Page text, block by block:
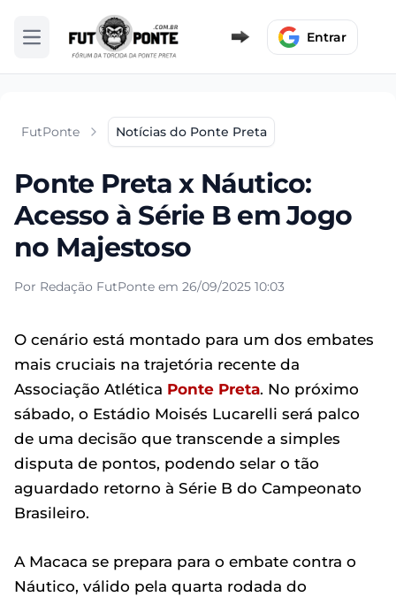
Abrir menu Entrar
FutPonte Notícias do Ponte Preta
Ponte Preta x Náutico:
Acesso à Série B em Jogo
no Majestoso
Por Redação FutPonte em 26/09/2025 10:03
O cenário está montado para um dos embates
mais cruciais na trajetória recente da
Associação Atlética Ponte Preta. No próximo
sábado, o Estádio Moisés Lucarelli será palco
de uma decisão que transcende a simples
disputa de pontos, podendo selar o tão
aguardado retorno à Série B do Campeonato
Brasileiro.
A Macaca se prepara para o embate contra o
Náutico, válido pela quarta rodada do